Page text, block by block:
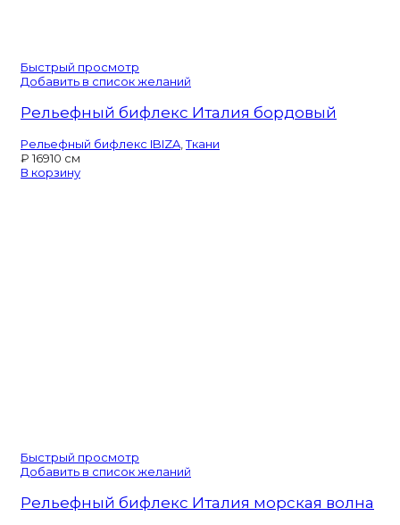
Быстрый просмотр
Добавить в список желаний
Рельефный бифлекс Италия бордовый
Рельефный бифлекс IBIZA ,Ткани
₽ 16910 см
В корзину
Быстрый просмотр
Добавить в список желаний
Рельефный бифлекс Италия морская волна